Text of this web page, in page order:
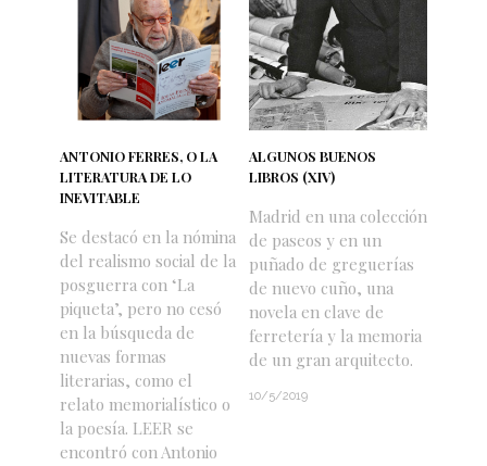
ANTONIO FERRES, O LA
LITERATURA DE LO
INEVITABLE
Se destacó en la nómina
del realismo social de la
posguerra con ‘La
piqueta’, pero no cesó
en la búsqueda de
nuevas formas
literarias, como el
relato memorialístico o
la poesía. LEER se
encontró con Antonio
ALGUNOS BUENOS
LIBROS (XIV)
Madrid en una colección
de paseos y en un
puñado de greguerías
de nuevo cuño, una
novela en clave de
ferretería y la memoria
de un gran arquitecto.
10/5/2019